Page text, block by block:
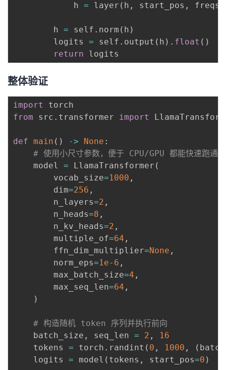
            h
= layer ( h , start_pos ,
        h
= self . norm ( h )
        logits
= self . output ( h ) . float ( )
return
整体验证
import
from src . transformer import
def main ( ) -> None :
# 使用小尺寸参数，便于 CPU/GPU 都能快速跑通
    model
= LlamaTransformer (
        vocab_size
=1000 ,
        dim
=256 ,
        n_layers
=2 ,
        n_heads
=8 ,
        n_kv_heads
=2 ,
        multiple_of
=64 ,
        ffn_dim_multiplier
=None ,
        norm_eps
=1e- 6 ,
        max_batch_size
=4 ,
        max_seq_len
=64 ,
)
# 构造随机 token 序列并执行前向
    batch_size
, seq_len = 2 ,
16
    tokens
= torch . randint ( 0 , 1000 , (
    logits
= model ( tokens , start_pos=0 )